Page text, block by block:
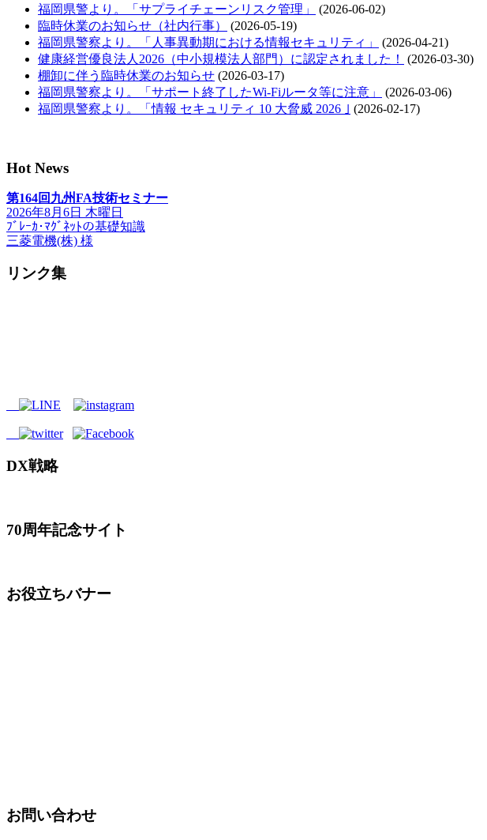
福岡県警より。「サプライチェーンリスク管理」
(2026-06-02)
臨時休業のお知らせ（社内行事）
(2026-05-19)
福岡県警察より。「人事異動期における情報セキュリティ」
(2026-04-21)
健康経営優良法人2026（中小規模法人部門）に認定されました！
(2026-03-30)
棚卸に伴う臨時休業のお知らせ (2026-03-17)
福岡県警察より。「サポート終了したWi-Fiルータ等に注意」
(2026-03-06)
福岡県警察より。「情報 セキュリティ 10 大脅威 2026 ｣ (2026-02-17)
Hot News
第164回九州FA技術セミナー
2026年8月6日 木曜日
ﾌﾞﾚｰｶ･ﾏｸﾞﾈｯﾄの基礎知識
三菱電機(株) 様
リンク集
DX戦略
70周年記念サイト
お役立ちバナー
お問い合わせ